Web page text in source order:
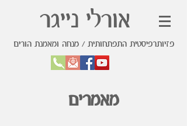
אורלי נייגר
פזיותרפיסטית התפתחותית / מנחה ומאמנת הורים
מאמרים